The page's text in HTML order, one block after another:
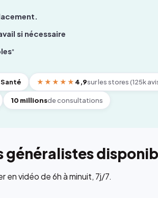
si nécessaire
*
★★★★★ 4,9sur les stores (125k
10 millionsde consultations
généralistes
en vidéo de 6h à minuit, 7j/7.